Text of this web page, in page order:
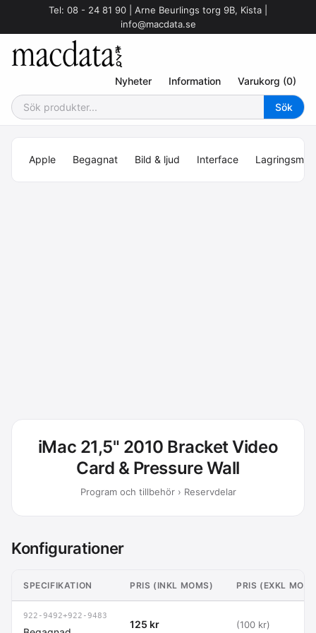
Tel: 08 - 24 81 90 | Arne Beurlings torg 9B, Kista |
info@macdata.se
Nyheter Information Varukorg (0)
Apple Begagnat Bild & ljud Interface
iMac 21,5" 2010 Bracket Video
Card & Pressure Wall
Program och tillbehör › Reservdelar
Konfigurationer
SPECIFIKATION PRIS (INKL MOMS) PRIS (EXKL
922-9492+922-9483
125 kr (100 kr)